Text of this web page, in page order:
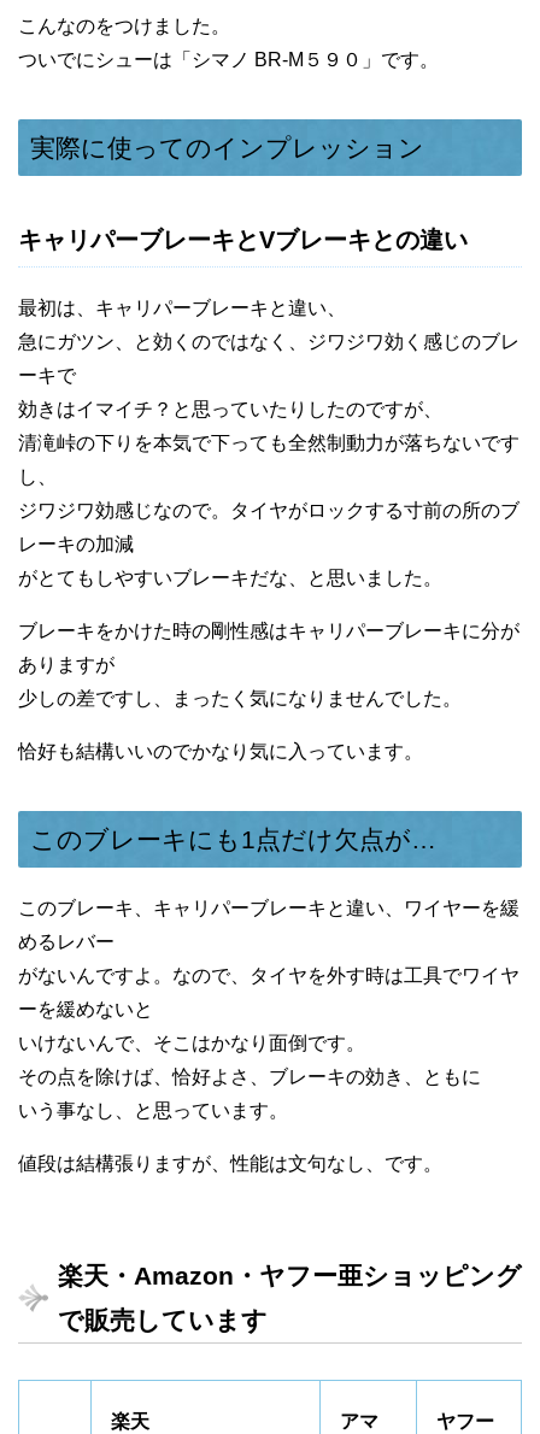
こんなのをつけました。
ついでにシューは「シマノ BR-M５９０」です。
実際に使ってのインプレッション
キャリパーブレーキとVブレーキとの違い
最初は、キャリパーブレーキと違い、
急にガツン、と効くのではなく、ジワジワ効く感じのブレ
ーキで
効きはイマイチ？と思っていたりしたのですが、
清滝峠の下りを本気で下っても全然制動力が落ちないです
し、
ジワジワ効感じなので。タイヤがロックする寸前の所のブ
レーキの加減
がとてもしやすいブレーキだな、と思いました。
ブレーキをかけた時の剛性感はキャリパーブレーキに分が
ありますが
少しの差ですし、まったく気になりませんでした。
恰好も結構いいのでかなり気に入っています。
このブレーキにも1点だけ欠点が…
このブレーキ、キャリパーブレーキと違い、ワイヤーを緩
めるレバー
がないんですよ。なので、タイヤを外す時は工具でワイヤ
ーを緩めないと
いけないんで、そこはかなり面倒です。
その点を除けば、恰好よさ、ブレーキの効き、ともに
いう事なし、と思っています。
値段は結構張りますが、性能は文句なし、です。
楽天・Amazon・ヤフー亜ショッピング
で販売しています
楽天
アマ
ヤフー